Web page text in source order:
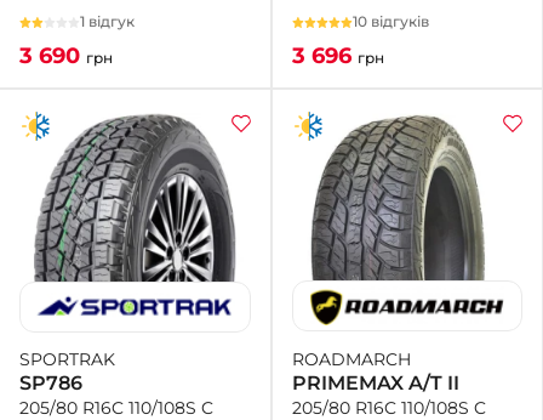
1 відгук
3 690 грн
10 відгуків
3 696 грн
SPORTRAK
SP786
205/80 R16C 110/108S C
ROADMARCH
PRIMEMAX A/T II
205/80 R16C 110/108S C